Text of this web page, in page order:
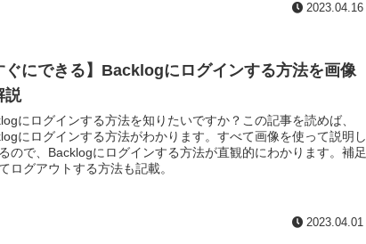
2023.04.16
ぐにできる】Backlogにログインする方法を画像
説
にログインする方法を知りたいですか？この記事を読めば、
にログインする方法がわかります。すべて画像を使って説明し
ので、Backlogにログインする方法が直観的にわかります。補足
ログアウトする方法も記載。
2023.04.01